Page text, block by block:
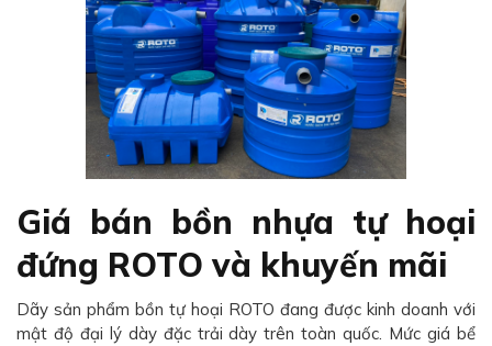
Giá bán bồn nhựa tự hoại
đứng ROTO và khuyến mãi
Dãy sản phẩm bồn tự hoại ROTO đang được kinh doanh với
mật độ đại lý dày đặc trải dày trên toàn quốc. Mức giá bể